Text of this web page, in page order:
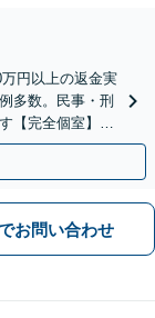
円以上の返金実
多数。民事・刑
【完全個室】
お問い合わせ